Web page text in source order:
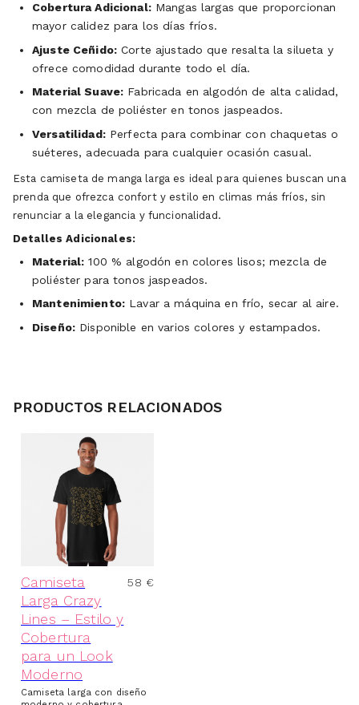
Cobertura Adicional:Mangas largas que proporcionan
mayor calidez para los días fríos.
Ajuste Ceñido: Corte ajustado que resalta la silueta y
ofrece comodidad durante todo el día.
Material Suave: Fabricada en algodón de alta calidad,
con mezcla de poliéster en tonos jaspeados.
Versatilidad:Perfecta para combinar con chaquetas o
suéteres, adecuada para cualquier ocasión casual.
Esta camiseta de manga larga es ideal para quienes buscan una
prenda que ofrezca confort y estilo en climas más fríos, sin
renunciar a la elegancia y funcionalidad.
Detalles Adicionales:
Material: 100 % algodón en colores lisos; mezcla de
poliéster para tonos jaspeados.
Mantenimiento: Lavar a máquina en frío, secar al aire.
Diseño: Disponible en varios colores y estampados.
PRODUCTOS RELACIONADOS
Camiseta
Larga Crazy
Lines – Estilo y
Cobertura
para un Look
Moderno
58 €
Camiseta larga con diseño